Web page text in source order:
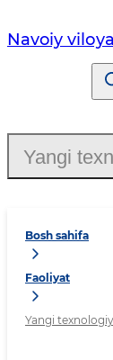
Navoiy
Bosh sahifa
Faoliyat
Yangi
Yangi